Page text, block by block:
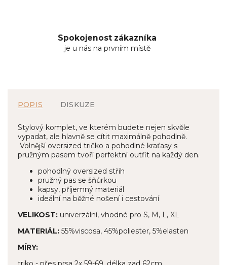
Spokojenost zákazníka
je u nás na prvním místě
POPIS DISKUZE
Stylový komplet, ve kterém budete nejen skvěle
vypadat, ale hlavně se cítit maximálně pohodlně.
Volnější oversized tričko a pohodlné kraťasy s
pružným pasem tvoří perfektní outfit na každý den.
pohodlný oversized střih
pružný pas se šňůrkou
kapsy, příjemný materiál
ideální na běžné nošení i cestování
VELIKOST: univerzální, vhodné pro S, M, L, XL
MATERIÁL: 55%viscosa, 45%poliester, 5%elasten
MÍRY: